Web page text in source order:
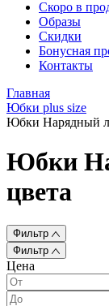
Скоро в
Образы
Скидки
Бонусная
Контакты
Главная
Юбки plus size
Юбки Нарядный
Юбки
цвета
Фильтр
Фильтр
Цена